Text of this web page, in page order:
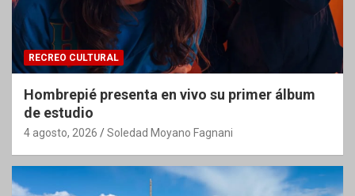
RECREO CULTURAL
Hombrepié presenta en vivo su primer álbum
de estudio
4 agosto, 2026 Soledad Moyano Fagnani